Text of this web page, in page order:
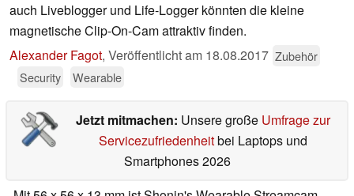
auch Liveblogger und Life-Logger könnten die kleine
magnetische Clip-On-Cam attraktiv finden.
Alexander Fagot, Veröffentlicht am 18.08.2017 Zubehör
Security
Wearable
Jetzt mitmachen: Unsere große Umfrage zur
Servicezufriedenheitbei Laptops und
Smartphones 2026